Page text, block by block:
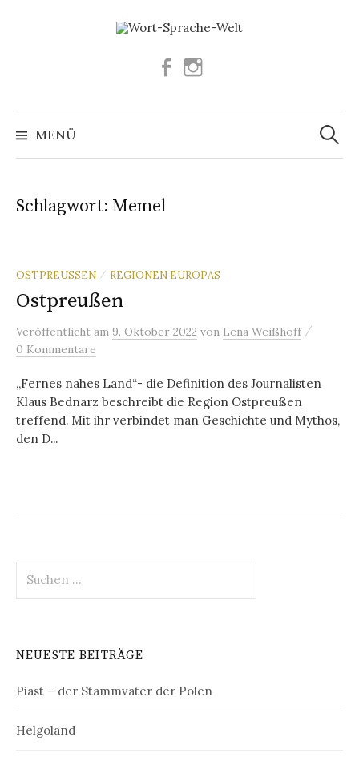
Facebook
MENÜ
Suchen
nach:
Schlagwort: Memel
OSTPREUSSEN / REGIONEN EUROPAS
Ostpreußen
Veröffentlicht am 9. Oktober 2022 von Lena Weißhoff /
0 Kommentare
„Fernes nahes Land“- die Definition des Journalisten
Klaus Bednarz beschreibt die Region Ostpreußen
treffend. Mit ihr verbindet man Geschichte und Mythos,
den D...
nach:
NEUESTE BEITRÄGE
Piast – der Stammvater der Polen
Helgoland